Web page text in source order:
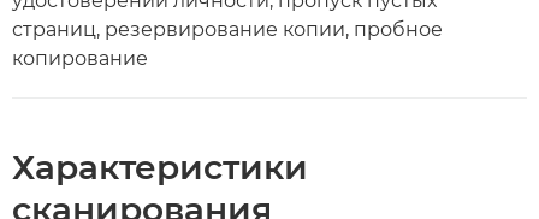
страниц, резервирование копии, пробное
копирование
Характеристики
сканирования